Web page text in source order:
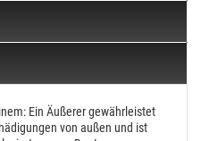
Ein Äußerer gewährleistet
von außen und ist